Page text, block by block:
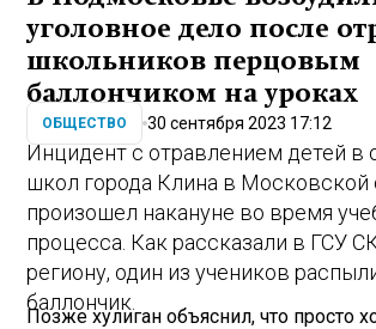
уголовное дело после
школьников перцовым
баллончиком на уроках
ОБЩЕСТВО 30 сентября 2023 17:12
Инцидент с отравлением детей в
школ города Клина в Московской
произошел накануне во время
процесса. Как рассказали в ГСУ
региону, один из учеников
баллончик.
Позже хулиган объяснил, что просто